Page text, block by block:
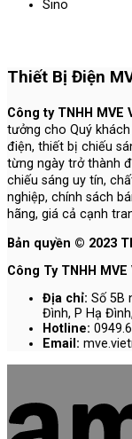
Sino
Thiết Bị Điện
Công ty TNHH MVE
tưởng cho Quý
điện, thiết bị chiếu
từng ngày trở thành
chiếu sáng uy tín,
nghiệp, chính sách
hãng, giá cả cạnh
Bản quyền © 2023
Công Ty TNHH MVE
Địa chỉ: Số 5B
Đình, P Hạ
Hotline:
Email: